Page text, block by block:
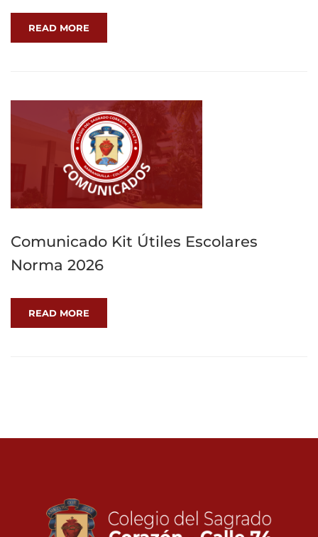
READ MORE
Comunicado Kit Útiles Escolares
Norma 2026
READ MORE